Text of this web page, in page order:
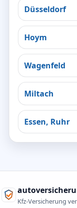
Düsseldorf
Hoym
Wagenfeld
Miltach
Essen, Ruhr
Kfz-Versicherung